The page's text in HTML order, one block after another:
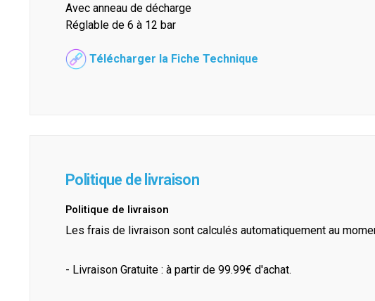
Avec anneau de décharge
Réglable de 6 à 12 bar
Télécharger la Fiche Technique
Politique de livraison
Politique de livraison
Les frais de livraison sont calculés automatiquement au
- Livraison Gratuite : à partir de 99.99€ d'achat.